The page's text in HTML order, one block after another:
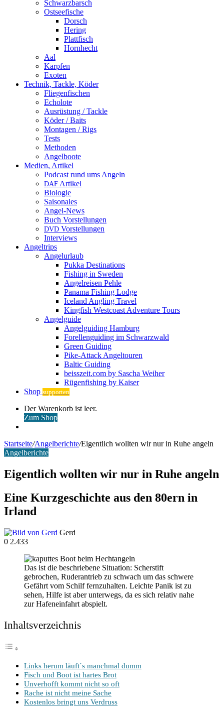
Schwarzbarsch
Ostseefische
Dorsch
Hering
Plattfisch
Hornhecht
Aal
Karpfen
Exoten
Technik, Tackle, Köder
Fliegenfischen
Echolote
Ausrüstung / Tackle
Köder / Baits
Montagen / Rigs
Tests
Methoden
Angelboote
Medien, Artikel
Podcast rund ums Angeln
DAF Artikel
Biologie
Saisonales
Angel-News
Buch Vorstellungen
DVD Vorstellungen
Interviews
Angeltrips
Angelurlaub
Pukka Destinations
Fishing in Sweden
Angelreisen Pehle
Panama Fishing Lodge
Iceland Angling Travel
Kingfish Westcoast Adventure Tours
Angelguide
Angelguiding Hamburg
Forellenguiding im Schwarzwald
Green Guiding
Pike-Attack Angeltouren
Baltic Guiding
beisszeit.com by Sascha Weiher
Rügenfishing by Kaiser
Shop supporten
Warenkorb
ansehen
Der Warenkorb ist leer.
Zum Shop
Startseite/Angelberichte/Eigentlich wollten wir nur in Ruhe angeln
Angelberichte
Eigentlich wollten wir nur in Ruhe angeln
Eine Kurzgeschichte aus den 80ern in
Irland
Gerd
0 2.433
Das ist die beschriebene Situation: Scherstift
gebrochen, Ruderantrieb zu schwach um das schwere
Gefährt vom Schilf fernzuhalten. Leichte Panik ist zu
sehen, Hilfe ist aber unterwegs, da es sich relativ nahe
zur Hafeneinfahrt abspielt.
Inhalts­ver­zeich­nis
Links her­um läuft´s manch­mal dumm
Fisch und Boot ist har­tes Brot
Unver­hofft kommt nicht so oft
Rache ist nicht mei­ne Sache
Kos­ten­los bringt uns Verdruss